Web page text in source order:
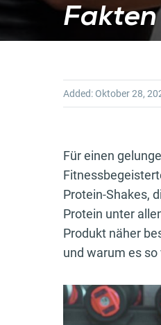
Added: Oktober 28,
Für einen
Protein-Shakes,
Protein unter
Produkt näher
und warum es